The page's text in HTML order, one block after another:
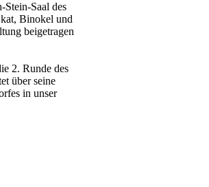
Stein-Saal des
Binokel und
beigetragen
2. Runde des
über seine
in unser